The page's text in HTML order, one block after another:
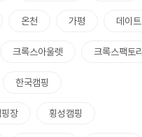
온천 가평 데이트
크록스아울렛 크록스팩토리
한국캠핑
장 횡성캠핑